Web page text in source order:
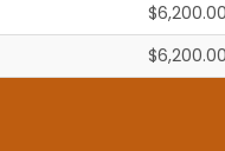
$6,200.00
$6,200.00